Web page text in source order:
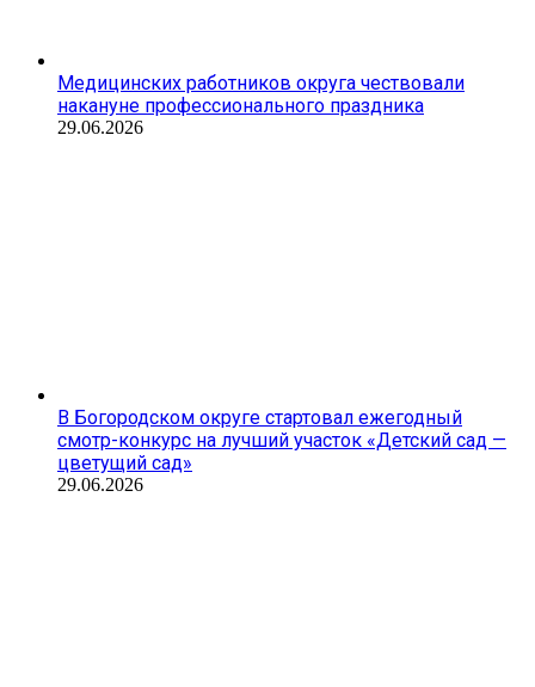
Медицинских работников округа чествовали
накануне профессионального праздника
29.06.2026
В Богородском округе стартовал ежегодный
смотр-конкурс на лучший участок «Детский сад —
цветущий сад»
29.06.2026